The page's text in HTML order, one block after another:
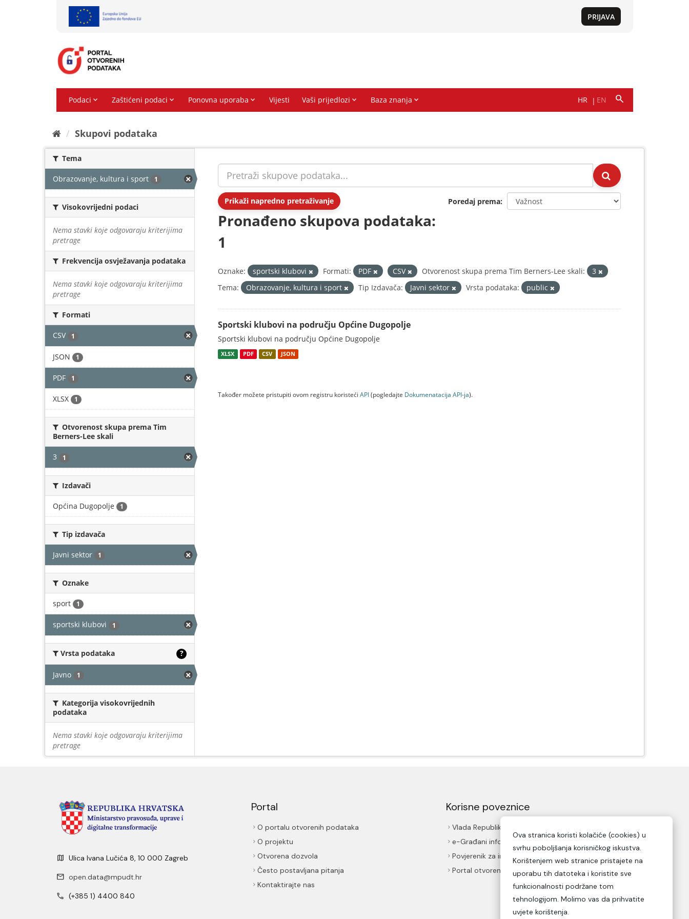
Skupovi podаtаkа
Tema
Obrazovanje, kultura i sport 1
Visokovrijedni podaci
Nema stavki koje odgovaraju kriterijima
pretrage
Frekvencija osvježavanja podataka
Nema stavki koje odgovaraju kriterijima
pretrage
Formati
CSV 1
JSON 1
PDF 1
XLSX 1
Otvorenost skupa prema Tim
Berners-Lee skali
3 1
Izdavači
Općina Dugopolje 1
Tip izdavača
Javni sektor 1
Oznake
sport 1
sportski klubovi 1
Vrsta podataka ?
Javno 1
Kategorija visokovrijednih
podataka
Nema stavki koje odgovaraju kriterijima
pretrage
Prikaži napredno pretraživanje Poredaj prema
Pronađeno skupova podataka:
1
Oznake: sportski klubovi Formati: PDF CSV Otvorenost skupa prema Tim Berners-Lee skali:
3
Tema:
Obrazovanje, kultura i sport Tip Izdavača: Javni sektor Vrsta podataka: public
Sportski klubovi na području Općine Dugopolje
Sportski klubovi na području Općine Dugopolje
XLSX PDF CSV JSON
Također možete pristupiti ovom registru koristeći API(pogledajte Dokumenаtаcijа API-jа).